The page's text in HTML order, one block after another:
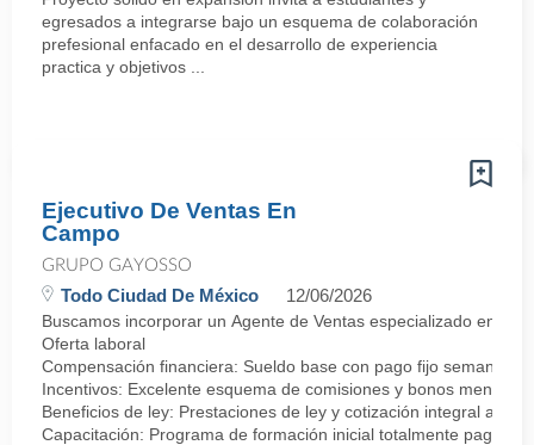
egresados a integrarse bajo un esquema de colaboración
prefesional enfacado en el desarrollo de experiencia
practica y objetivos ...
Ejecutivo De Ventas En
Campo
GRUPO GAYOSSO
Todo Ciudad De México 12/06/2026
Buscamos incorporar un Agente de Ventas especializado en
Oferta laboral
Compensación financiera: Sueldo base con pago fijo semanal.
Incentivos: Excelente esquema de comisiones y bonos
Beneficios de ley: Prestaciones de ley y cotización integral ante
Capacitación: Programa de formación inicial totalmente pagado.